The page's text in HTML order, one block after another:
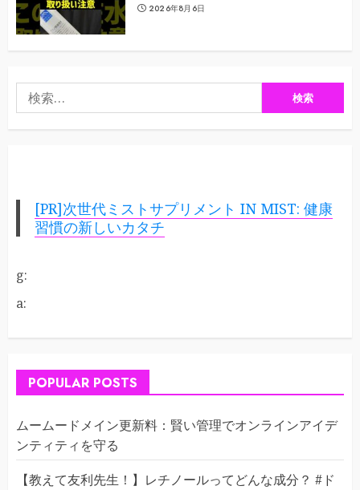
2026年8月6日
索:
[PR]次世代ミストサプリメント IN MIST: 健康
習慣の新しいカタチ
g:
a:
POPULAR POSTS
ムームードメイン更新料：賢い管理でオンラインアイデ
ンティティを守る
【教えて友利先生！】レチノールってどんな成分？ #ド